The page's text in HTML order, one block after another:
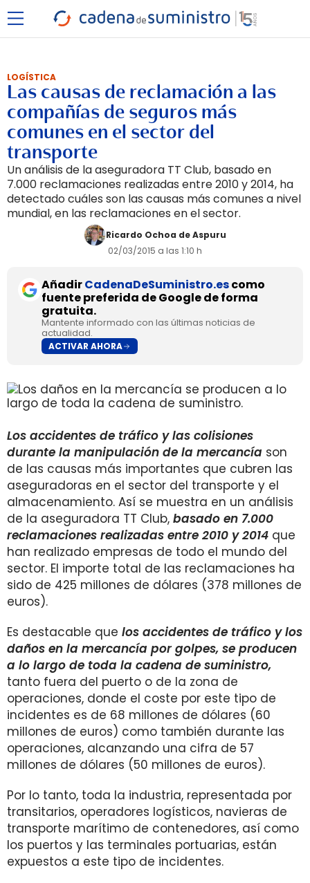
LOGÍSTICA
Las causas de reclamación a las
compañías de seguros más
comunes en el sector del
transporte
Un análisis de la aseguradora TT Club, basado en
7.000 reclamaciones realizadas entre 2010 y 2014, ha
detectado cuáles son las causas más comunes a nivel
mundial, en las reclamaciones en el sector.
Ricardo Ochoa de Aspuru
02/03/2015 a las 1:10 h
AñadirCadenaDeSuministro.escomo
fuente preferida de Google de forma
gratuita.
Mantente informado con las últimas noticias de
actualidad.
ACTIVAR AHORA
Los accidentes de tráfico y las colisiones
durante la manipulación de la mercancía son
de las causas más importantes que cubren las
aseguradoras en el sector del transporte y el
almacenamiento. Así se muestra en un análisis
de la aseguradora TT Club, basado en 7.000
reclamaciones realizadas entre 2010 y 2014 que
han realizado empresas de todo el mundo del
sector. El importe total de las reclamaciones ha
sido de 425 millones de dólares (378 millones de
euros).
Es destacable que los accidentes de tráfico y los
daños en la mercancía por golpes, se producen
a lo largo de toda la cadena de suministro,
tanto fuera del puerto o de la zona de
operaciones, donde el coste por este tipo de
incidentes es de 68 millones de dólares (60
millones de euros) como también durante las
operaciones, alcanzando una cifra de 57
millones de dólares (50 millones de euros).
Por lo tanto, toda la industria, representada por
transitarios, operadores logísticos, navieras de
transporte marítimo de contenedores, así como
los puertos y las terminales portuarias, están
expuestos a este tipo de incidentes.